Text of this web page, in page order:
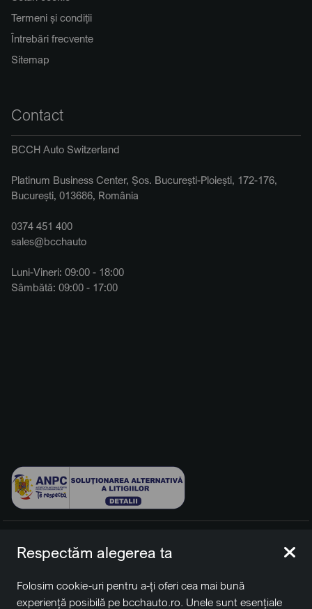
Termeni și condiții
Întrebări frecvente
Sitemap
Contact
BCCH Auto Switzerland
Platinum Business Center, Șos. București-Ploiești, 172-176,
București, 013686, România
0374 451 400
sales@bcchauto
Luni-Vineri: 09:00 - 18:00
Sâmbătă: 09:00 - 17:00
rezervate.
BCCH Auto Switzerland este o marcă a societății
BCCH
Respectăm alegerea ta
Folosim cookie-uri pentru a-ți oferi cea mai bună
experiență posibilă pe bcchauto.ro. Unele sunt esențiale